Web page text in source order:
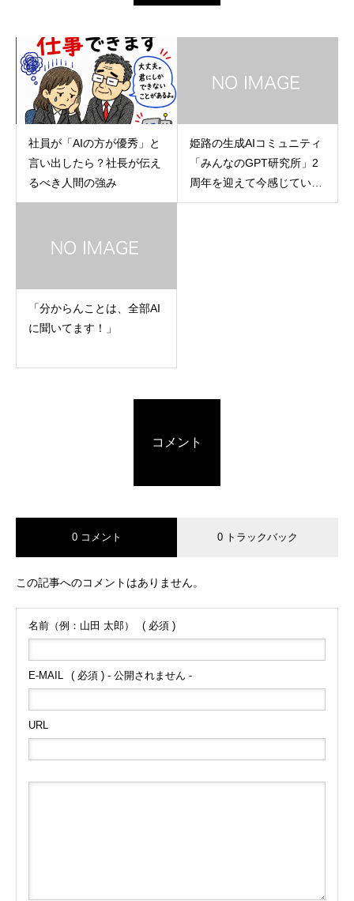
社員が「AIの方が優秀」と
言い出したら？社長が伝え
るべき人間の強み
姫路の生成AIコミュニティ
「みんなのGPT研究所」2
周年を迎えて今感じている
こと
「分からんことは、全部AI
に聞いてます！」
コメント
0 コメント 0 トラックバック
この記事へのコメントはありません。
名前（例：山田 太郎） ( 必須 )
E-MAIL ( 必須 ) - 公開されません -
URL